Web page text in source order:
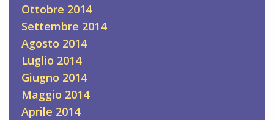
Ottobre 2014
Settembre 2014
Agosto 2014
Luglio 2014
Giugno 2014
Maggio 2014
Aprile 2014